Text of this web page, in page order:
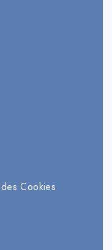
Cookies